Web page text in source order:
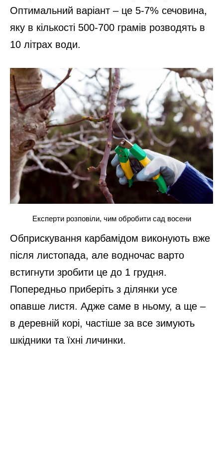
Оптимальний варіант – це 5-7% сечовина,
яку в кількості 500-700 грамів розводять в
10 літрах води.
Експерти розповіли, чим обробити сад восени
Обприскування карбамідом виконують вже
після листопада, але водночас варто
встигнути зробити це до 1 грудня.
Попередньо приберіть з ділянки усе
опавше листя. Адже саме в ньому, а ще –
в деревній корі, частіше за все зимують
шкідники та їхні личинки.